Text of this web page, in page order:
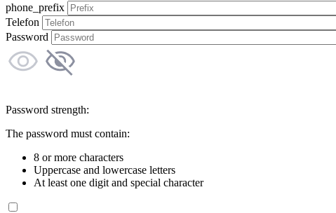
phone_prefix
Telefon
Password
Password strength:
The password must contain:
8 or more characters
Uppercase and lowercase letters
At least one digit and special character